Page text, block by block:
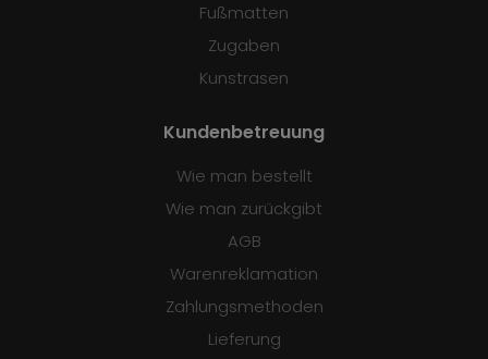
Fußmatten
Zugaben
Kunstrasen
Kundenbetreuung
Wie man bestellt
Wie man zurückgibt
AGB
Warenreklamation
Zahlungsmethoden
Lieferung